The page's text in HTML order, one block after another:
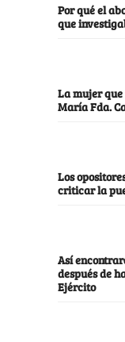
Por qué el
que
La mujer
María Fda.
Los
criticar la
Así
después de
Ejército